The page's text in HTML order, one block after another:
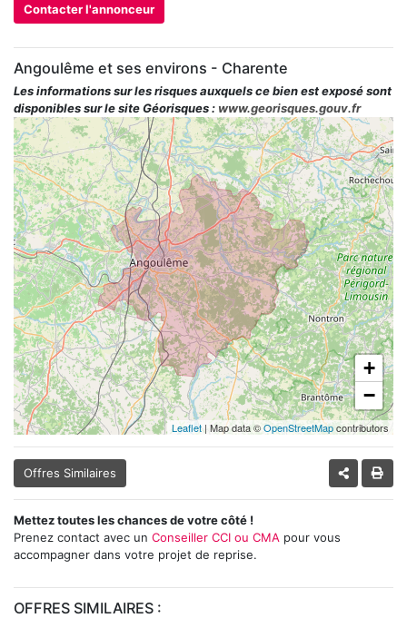
Contacter l'annonceur
Angoulême et ses environs - Charente
Les informations sur les risques auxquels ce bien est exposé sont
disponibles sur le site Géorisques : www.georisques.gouv.fr
+
−
Leaflet | Map data ©OpenStreetMapcontributors
Offres Similaires
Mettez toutes les chances de votre côté !
Prenez contact avec un Conseiller CCI ou CMA pour vous
accompagner dans votre projet de reprise.
OFFRES SIMILAIRES :